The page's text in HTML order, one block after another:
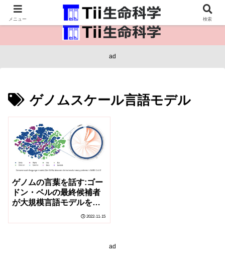
医療保健・生命・生物の情報インフラ。
ad
ゲノムスケール言語モデル
ゲノムの言葉を話す:ゴー
ドン・ベルの最終候補者
が大規模言語モデルを用
いて新しいCOVIDバリア
ントを予測(Speaking the
2022-11-15
ad
メニュー 検索